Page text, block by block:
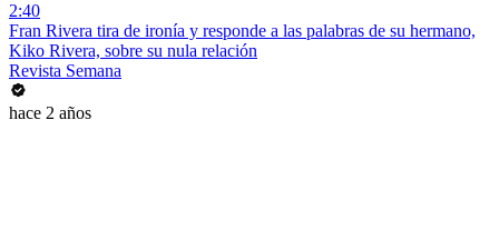
2:40
Fran Rivera tira de ironía y responde a las palabras de su hermano,
Kiko Rivera, sobre su nula relación
Revista Semana
hace 2 años